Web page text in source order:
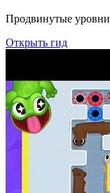
Продвинутые уровни
Открыть гид